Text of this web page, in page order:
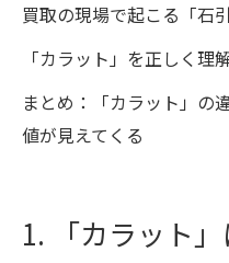
買取の現場で起こる「石
「カラット」を正しく理
まとめ：「カラット」の
値が見えてくる
1. 「カラット